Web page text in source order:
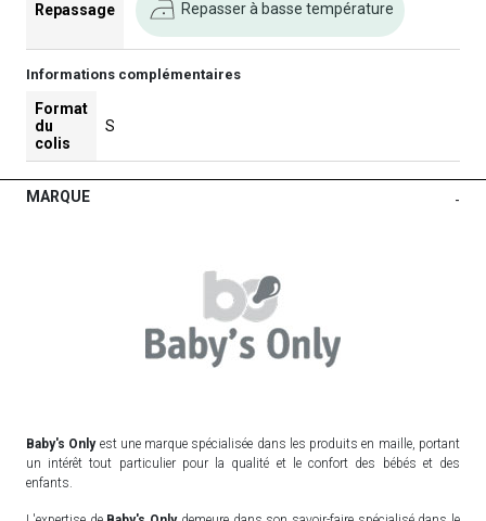
Repassage Repasser à basse température
Informations complémentaires
Format
du
colis
S
MARQUE -
Baby's Onlyest une marque spécialisée dans les produits en maille, portant
un intérêt tout particulier pour la qualité et le confort des bébés et des
enfants.